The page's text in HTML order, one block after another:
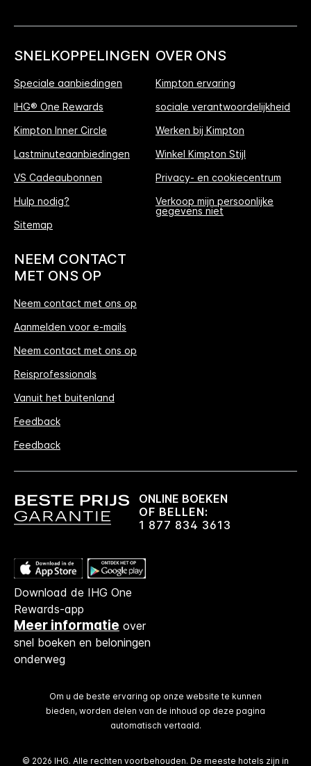
SNELKOPPELINGEN
Speciale aanbiedingen
IHG® One Rewards
Kimpton Inner Circle
Lastminuteaanbiedingen
VS Cadeaubonnen
Hulp nodig?
Sitemap
OVER ONS
Kimpton ervaring
sociale verantwoordelijkheid
Werken bij Kimpton
Winkel Kimpton Stijl
Privacy- en cookiecentrum
Verkoop mijn persoonlijke
gegevens niet
NEEM CONTACT
MET ONS OP
Neem contact met ons op
Aanmelden voor e-mails
Neem contact met ons op
Reisprofessionals
Vanuit het buitenland
Feedback
Feedback
ONLINE BOEKEN
OF BELLEN:
1 877 834 3613
Download de IHG One
Rewards-app
Meer informatie over
snel boeken en beloningen
onderweg
Om u de beste ervaring op onze website te kunnen
bieden, worden delen van de inhoud op deze pagina
automatisch vertaald.
© 2026 IHG. Alle rechten voorbehouden. De meeste hotels zijn in